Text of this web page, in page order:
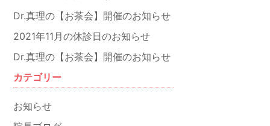
Dr.真理の【お茶会】開催のお知らせ
2021年11月の休診日のお知らせ
Dr.真理の【お茶会】開催のお知らせ
カテゴリー
お知らせ